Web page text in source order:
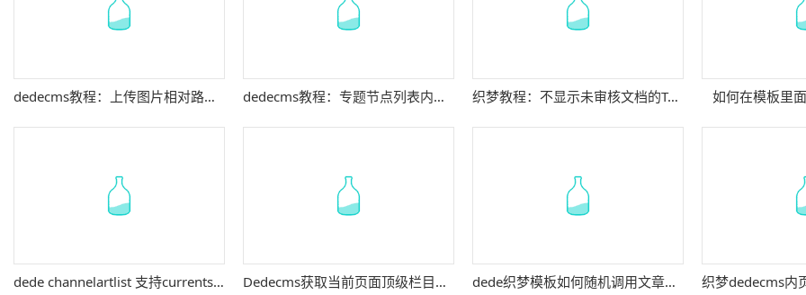
dedecms教程：上传图片相对路径改成绝对路径方法 dedecms教程：专题节点列表内容分页的方法 织梦教程：不显示未审核文档的TAG的方法 如何在模板里
dede channelartlist 支持currentstyle解决办法 Dedecms获取当前页面顶级栏目名称方法 dede织梦模板如何随机调用文章标签